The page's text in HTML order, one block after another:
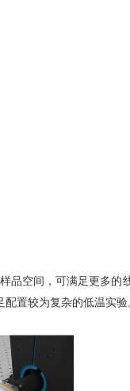
品空间，可满足更多的
置较为复杂的低温实验